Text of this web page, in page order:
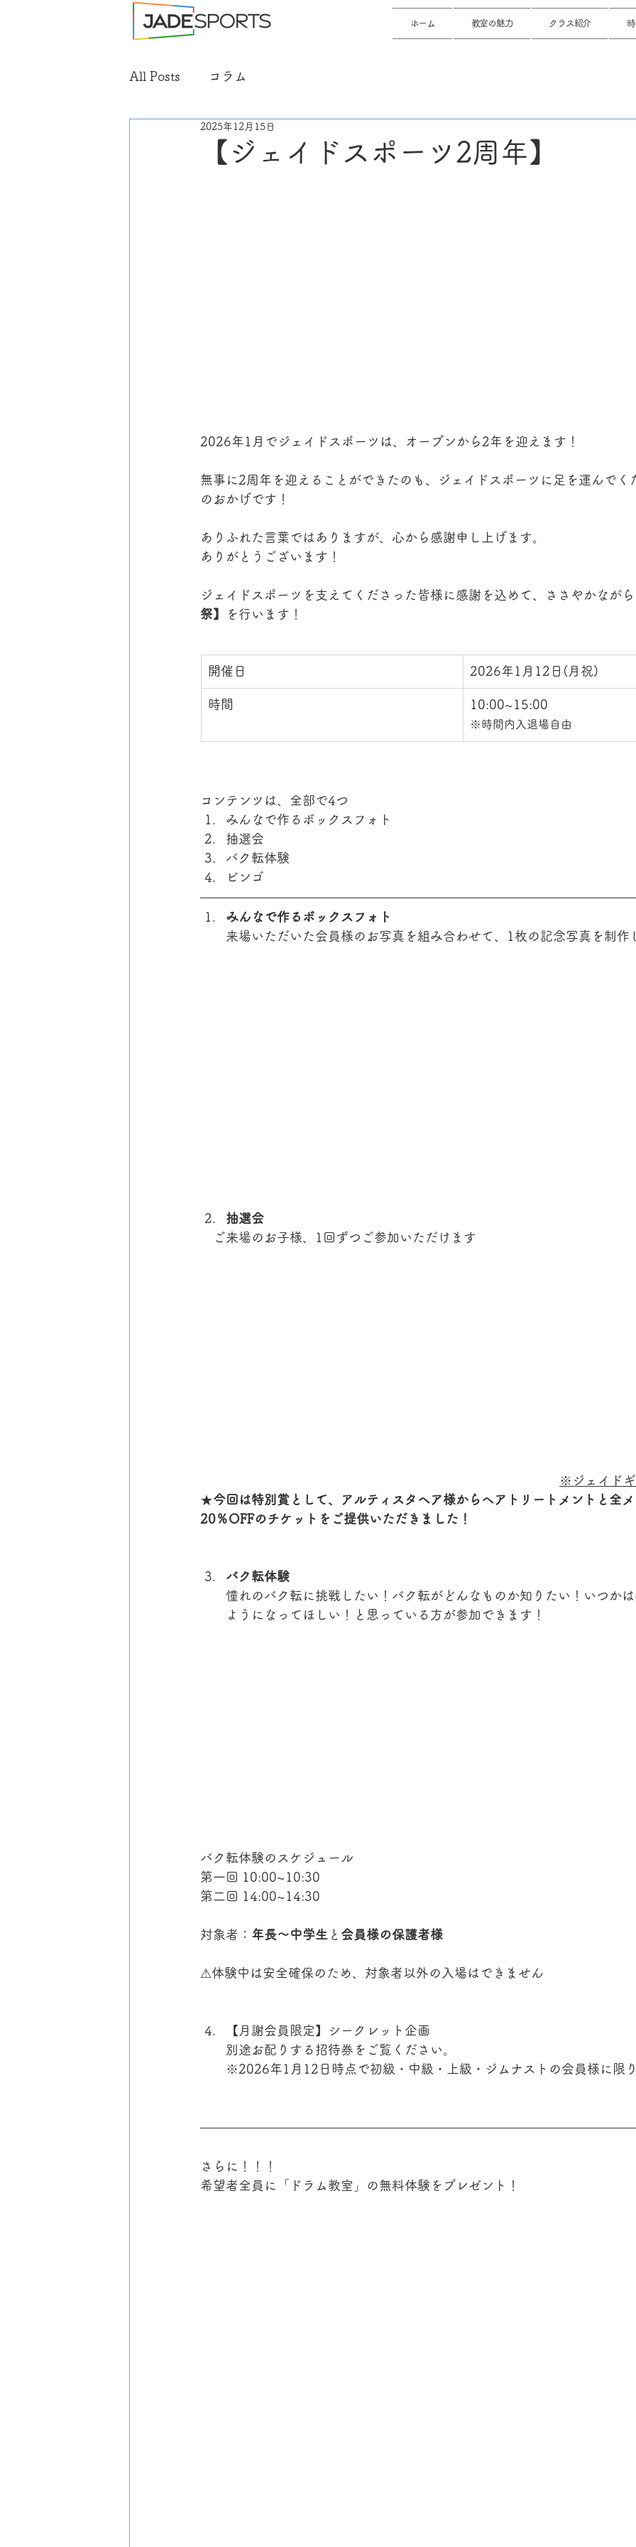
ホーム 教室の魅力 クラス紹介
All Posts コラム
【ジェイドスポーツ2周年】
2025年12月15日
2026年1月でジェイドスポーツは、オープンから2年を迎えます！
無事に2周年を迎えることができたのも、ジェイドスポーツに足を運んでく
のおかげです！
ありふれた言葉ではありますが、心から感謝申し上げます。
ありがとうございます！
ジェイドスポーツを支えてくださった皆様に感謝を込めて、ささやかながら
祭】
を行います！
開催日 2026年1月12日(月祝)
時間 10:00~15:00
※時間内入退場自由
コンテンツは、全部で4つ
みんなで作るボックスフォト
抽選会
バク転体験
ビンゴ
みんなで作るボックスフォト
来場いただいた会員様のお写真を組み合わせて、1枚の記念写真を制作
抽選会
ご来場のお子様、1回ずつご参加いただけます
※ジェイド
★今回は特別賞として、アルティスタヘア様からヘアトリートメントと全
20％OFFのチケットをご提供いただきました！
バク転体験
憧れのバク転に挑戦したい！バク転がどんなものか知りたい！いつか
ようになってほしい！と思っている方が参加できます！
バク転体験のスケジュール
第一回 10:00~10:30
第二回 14:00~14:30
対象者： 年長〜中学生 と 会員様の保護者様
⚠︎体験中は安全確保のため、対象者以外の入場はできません
【月謝会員限定】シークレット企画
別途お配りする招待券をご覧ください。
※2026年1月12日時点で初級・中級・上級・ジムナストの会員様に限
さらに！！！
希望者全員に「ドラム教室」の無料体験をプレゼント！